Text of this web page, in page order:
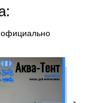
официально